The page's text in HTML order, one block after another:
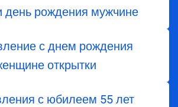
день рождения мужчине
с днем рождения
открытки
с юбилеем 55 лет